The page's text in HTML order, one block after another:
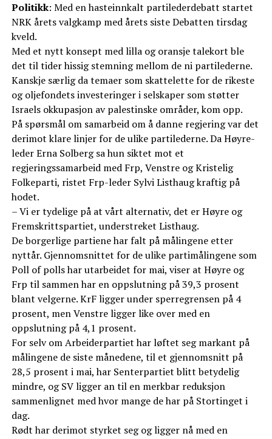
Politikk: Med en hasteinnkalt partilederdebatt startet
NRK årets valgkamp med årets siste Debatten tirsdag
kveld.
Med et nytt konsept med lilla og oransje talekort ble
det til tider hissig stemning mellom de ni partilederne.
Kanskje særlig da temaer som skattelette for de rikeste
og oljefondets investeringer i selskaper som støtter
Israels okkupasjon av palestinske områder, kom opp.
På spørsmål om samarbeid om å danne regjering var det
derimot klare linjer for de ulike partilederne. Da Høyre-
leder Erna Solberg sa hun siktet mot et
regjeringssamarbeid med Frp, Venstre og Kristelig
Folkeparti, ristet Frp-leder Sylvi Listhaug kraftig på
hodet.
– Vi er tydelige på at vårt alternativ, det er Høyre og
Fremskrittspartiet, understreket Listhaug.
De borgerlige partiene har falt på målingene etter
nyttår. Gjennomsnittet for de ulike partimålingene som
Poll of polls har utarbeidet for mai, viser at Høyre og
Frp til sammen har en oppslutning på 39,3 prosent
blant velgerne. KrF ligger under sperregrensen på 4
prosent, men Venstre ligger like over med en
oppslutning på 4,1 prosent.
For selv om Arbeiderpartiet har løftet seg markant på
målingene de siste månedene, til et gjennomsnitt på
28,5 prosent i mai, har Senterpartiet blitt betydelig
mindre, og SV ligger an til en merkbar reduksjon
sammenlignet med hvor mange de har på Stortinget i
dag.
Rødt har derimot styrket seg og ligger nå med en